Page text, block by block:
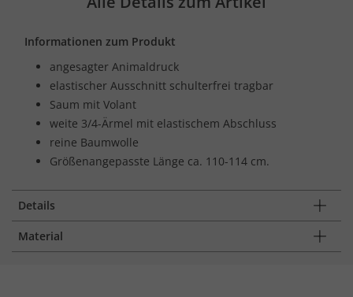
Informationen zum Produkt
angesagter Animaldruck
elastischer Ausschnitt schulterfrei tragbar
Saum mit Volant
weite 3/4-Ärmel mit elastischem Abschluss
reine Baumwolle
Größenangepasste Länge ca. 110-114 cm.
Details
Material